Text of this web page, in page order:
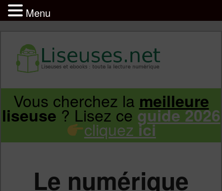
Infos sur les liseuses Kindle, Kobo,
Vivlio, Pocketbook
Aller
Aller
secondaire
Vous cherchez la meilleure
liseuse? Lisez ceguide 2026
cliquez ici
Le numérique
Menu